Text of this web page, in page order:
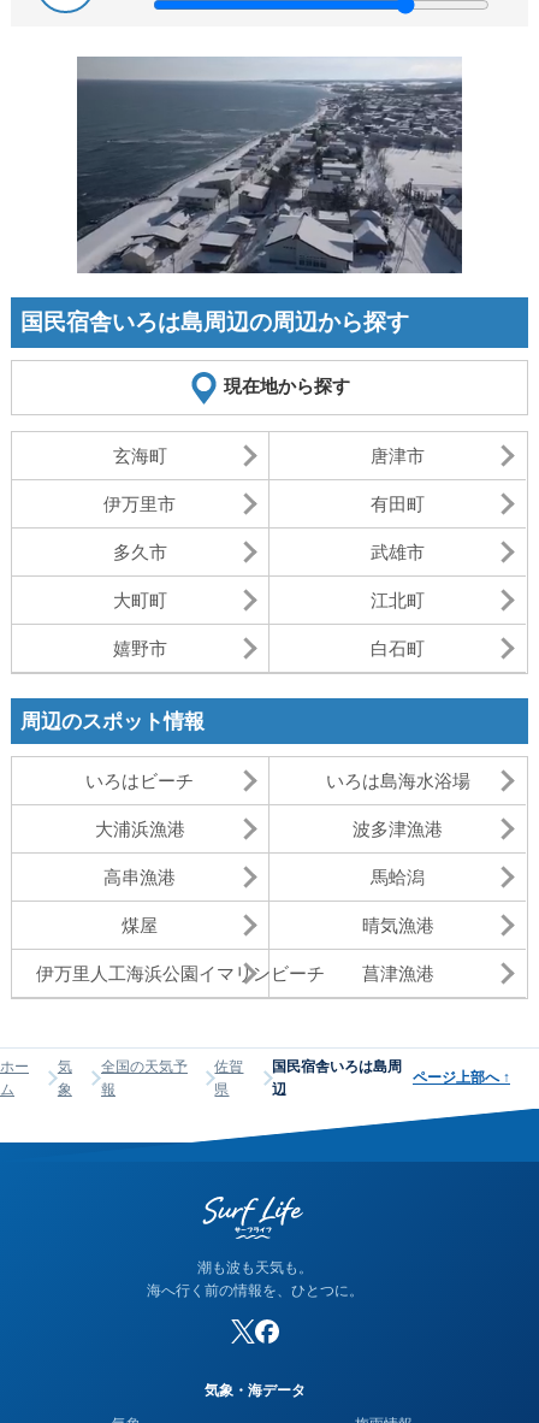
国民宿舎いろは島周辺の周辺から探す
現在地から探す
玄海町 唐津市
伊万里市 有田町
多久市 武雄市
大町町 江北町
嬉野市 白石町
周辺のスポット情報
いろはビーチ いろは島海水浴場
大浦浜漁港 波多津漁港
高串漁港 馬蛤潟
煤屋 晴気漁港
伊万里人工海浜公園イマリンビーチ 菖津漁港
ホー
ム
気
象
全国の天気予
報
佐賀
県
国民宿舎いろは島周
辺
ページ上部へ ↑
潮も波も天気も。
海へ行く前の情報を、ひとつに。
気象・海データ